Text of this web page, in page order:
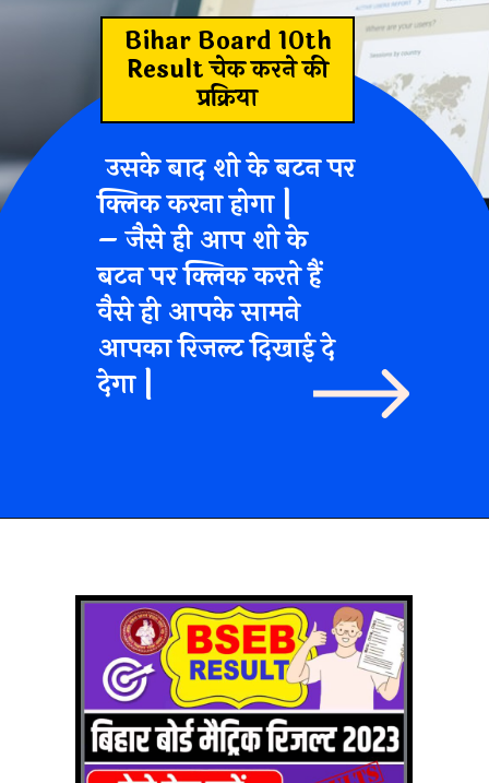
Bihar Board 10th
Resultचेक करने की
प्रक्रिया
उसके बादशो के बटन पर
क्लिककरना होगा |
– जैसे ही आप शो के
बटन पर क्लिक करते हैं
वैसे ही आपके सामने
आपका रिजल्ट दिखाई दे
देगा |